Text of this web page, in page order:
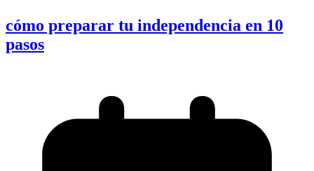
cómo preparar tu independencia en 10
pasos